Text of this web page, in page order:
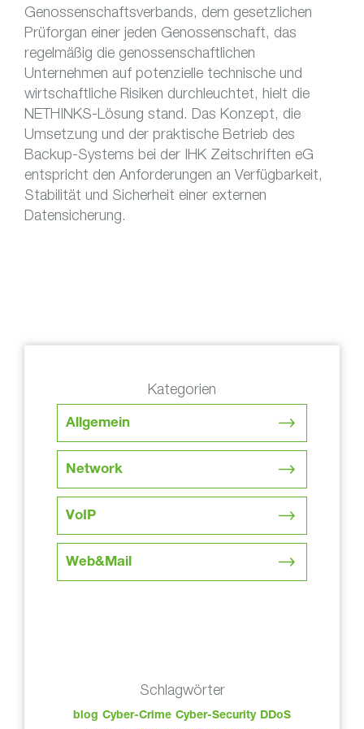
Genossenschaftsverbands, dem gesetzlichen
Prüforgan einer jeden Genossenschaft, das
regelmäßig die genossenschaftlichen
Unternehmen auf potenzielle technische und
wirtschaftliche Risiken durchleuchtet, hielt die
NETHINKS-Lösung stand. Das Konzept, die
Umsetzung und der praktische Betrieb des
Backup-Systems bei der IHK Zeitschriften eG
entspricht den Anforderungen an Verfügbarkeit,
Stabilität und Sicherheit einer externen
Datensicherung.
Kategorien
Allgemein
Network
VoIP
Web&Mail
Schlagwörter
blog Cyber-Crime Cyber-Security DDoS